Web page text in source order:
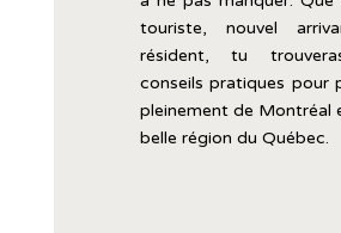
touriste, nouvel
résident,tu
conseilspratiques pour
pleinement de Montréal
belle région du Québec.